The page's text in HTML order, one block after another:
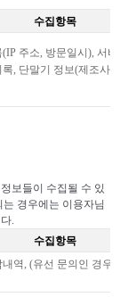
수집항목
(IP 주소, 방문일시 ), 서비
록, 단말기 정보(제조사
보들이 수집될 수 있
경우에는 이용자님
.
수집항목
역, (유선 문의인 경우